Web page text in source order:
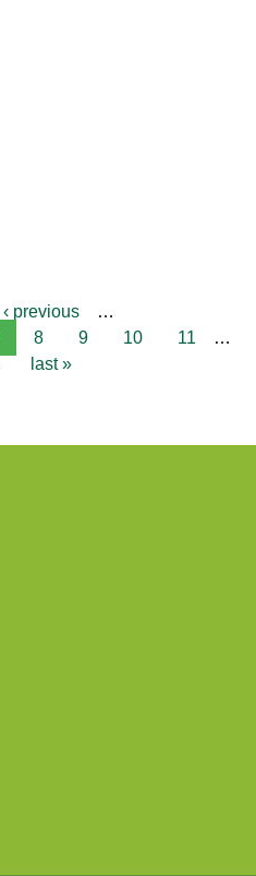
‹ previous
…
8 9 10 11
…
last »